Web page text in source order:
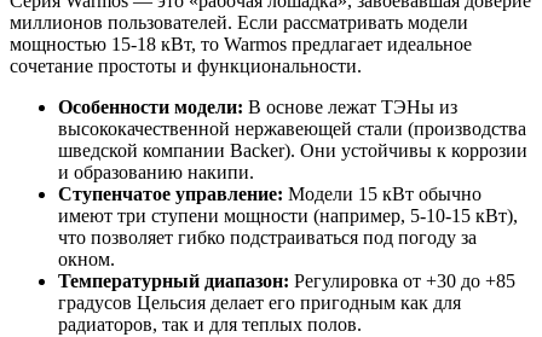
миллионов пользователей. Если рассматривать модели
мощностью 15-18 кВт, то Warmos предлагает идеальное
сочетание простоты и функциональности.
Особенности модели: В основе лежат ТЭНы из
высококачественной нержавеющей стали (производства
шведской компании Backer). Они устойчивы к коррозии
и образованию накипи.
Ступенчатое управление: Модели 15 кВт обычно
имеют три ступени мощности (например, 5-10-15 кВт),
что позволяет гибко подстраиваться под погоду за
окном.
Температурный диапазон: Регулировка от +30 до +85
градусов Цельсия делает его пригодным как для
радиаторов, так и для теплых полов.